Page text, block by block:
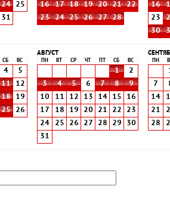
24
25
31
16
17 18 19 20 21
22
23
24 25 26 27 28
16
23
30
СБ ВС
4
5
11
12
18
19
25
26
АВГУСТ
ПН ВТ СР ЧТ СБ ВС
1
2
3
4 5 6 7 8
9
10
11 12 13 14 15
16
17
18 19 20 21 22
23
24
25 26 27 28 29
30
31
ПН
7
14
21
28